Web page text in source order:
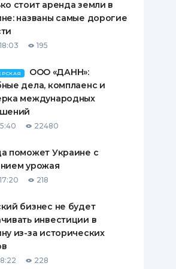
стоит аренда земли в
названы самые дорогие
195
ООО «ДАНН»:
дела, комплаенс и
международных
22480
поможет Украине с
урожая
218
бизнес не будет
инвестиции в
из-за исторических
228